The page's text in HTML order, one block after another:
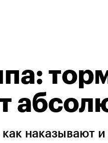
наказывают